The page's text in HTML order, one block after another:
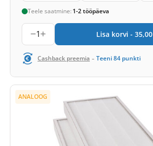
Teele saatmine: 1-2 tööpäeva
1 Lisa korvi - 35,00
Cashback preemia - Teeni84 punkti
ANALOOG